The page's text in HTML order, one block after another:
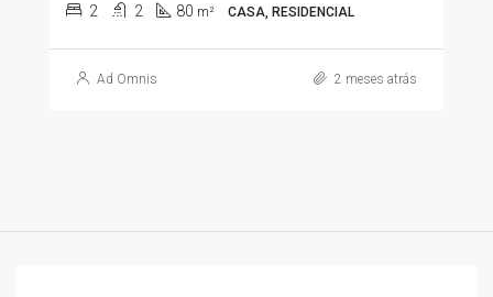
2 2 80 m² CASA, RESIDENCIAL
Ad Omnis 2 meses atrás